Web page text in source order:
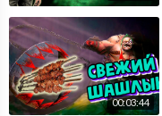
00:03:44